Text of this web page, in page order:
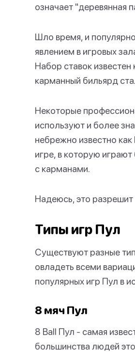
означает "деревянная
Шло время, и
явлением в игровых
Набор ставок известен
карманный бильярд
Некоторые
используют и более
небрежно известно
игре, в которую
с карманами.
Надеюсь, это разрешит
Типы игр Пул
Существуют разные
овладеть всеми
популярных игр Пул в
8 мяч Пул
8 Ball Пул - самая
большинства людей